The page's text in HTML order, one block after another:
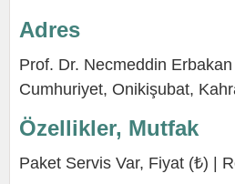
Adres
Prof. Dr. Necmeddin
Cumhuriyet, Onikişubat,
Özellikler, Mutfak
Paket Servis Var, Fiyat (₺) |